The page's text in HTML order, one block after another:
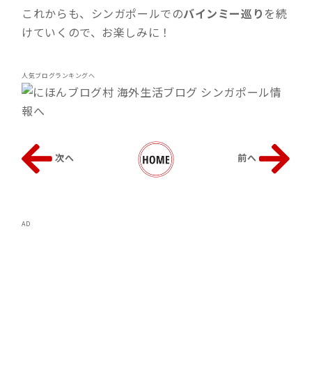
これからも、シンガポールでのバインミー巡り を続
けていくので、お楽しみに！
人気ブログランキングへ
次へ 前へ
AD